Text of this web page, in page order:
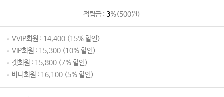
적립금 : 3%(500원)
VVIP회원 : 14,400 (15% 할인)
VIP회원 : 15,300 (10% 할인)
캣회원 : 15,800 (7% 할인)
바니회원 : 16,100 (5% 할인)